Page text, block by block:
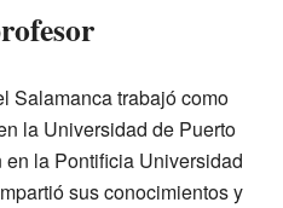
Salamanca trabajó como
la Universidad de Puerto
la Pontificia Universidad
sus conocimientos y